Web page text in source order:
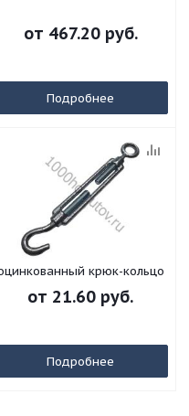
от 467.20 руб.
Подробнее
крюк-кольцо
от 21.60 руб.
Подробнее